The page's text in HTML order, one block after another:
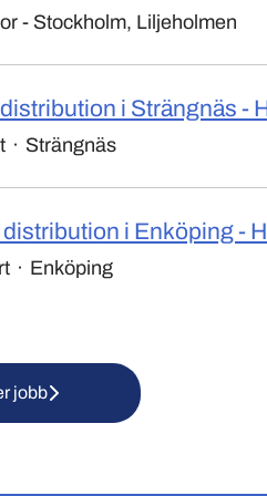
- Stockholm, Liljeholmen
i Strängnäs -
· Strängnäs
i Enköping -
· Enköping
jobb